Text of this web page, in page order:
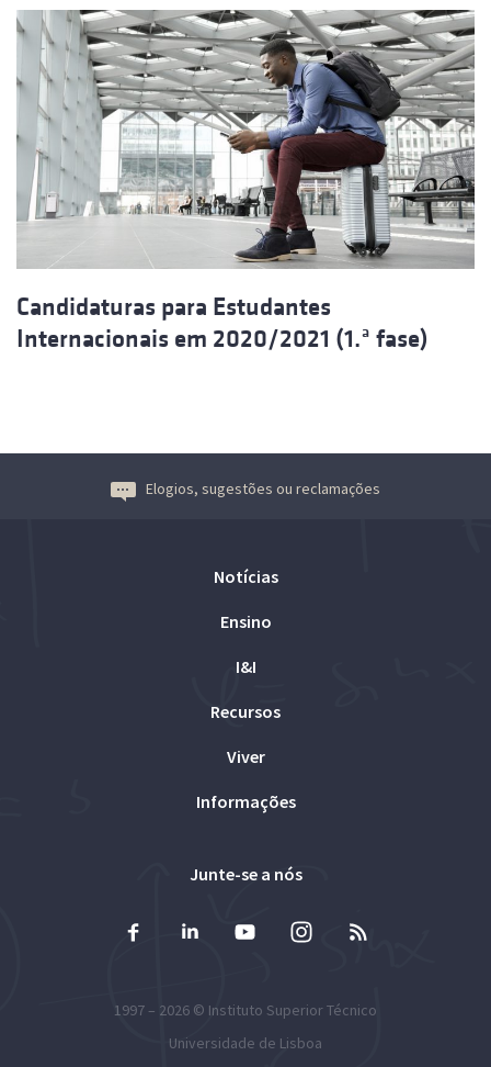
Candidaturas para Estudantes
Internacionais em 2020/2021 (1.ª fase)
Elogios, sugestões ou reclamações
Notícias
Ensino
I&I
Recursos
Viver
Informações
Junte-se a nós
1997 – 2026 © Instituto Superior Técnico
Universidade de Lisboa